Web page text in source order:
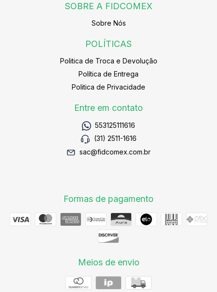
SOBRE A FIDCOMEX
Sobre Nós
POLÍTICAS
Politica de Troca e Devolução
Política de Entrega
Politica de Privacidade
Entre em contato
553125111616
(31) 2511-1616
sac@fidcomex.com.br
Formas de pagamento
Meios de envio